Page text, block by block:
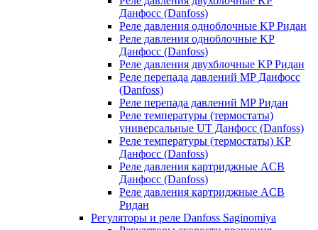
Данфосс (Danfoss)
Реле давления одноблочные KP Ридан
Реле давления одноблочные KP
Данфосс (Danfoss)
Реле давления двухблочные KP Ридан
Реле перепада давлений MP Данфосс
(Danfoss)
Реле перепада давлений MP Ридан
Реле температуры (термостаты)
универсальные UT Данфосс (Danfoss)
Реле температуры (термостаты) KP
Данфосс (Danfoss)
Реле давления картриджные ACB
Данфосс (Danfoss)
Реле давления картриджные ACB
Ридан
Регуляторы и реле Danfoss Saginomiya